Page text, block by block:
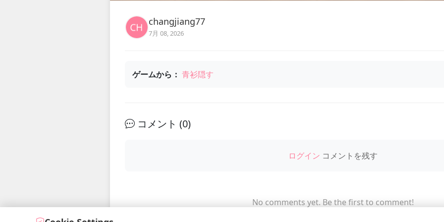
changjiang77
7月 08, 2026
ゲームから： 青衫隠す
コメント (0)
ログイン コメントを残す
No comments yet. Be the first to comment!